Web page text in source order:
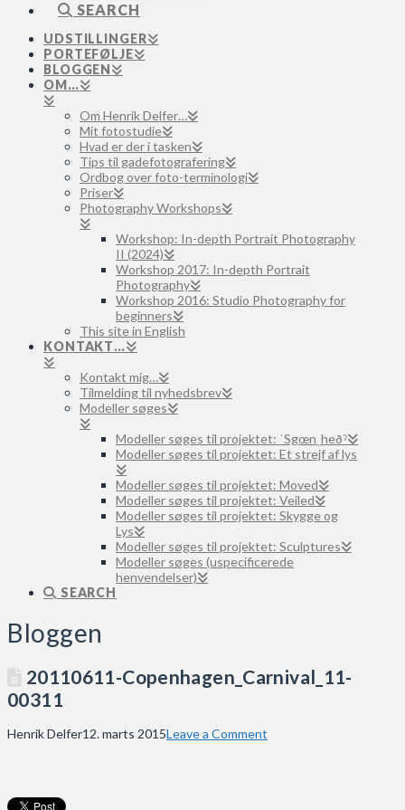
SEARCH
UDSTILLINGER
PORTEFØLJE
BLOGGEN
OM…
Om Henrik Delfer…
Mit fotostudie
Hvad er der i tasken
Tips til gadefotografering
Ordbog over foto-terminologi
Priser
Photography Workshops
Workshop: In-depth Portrait Photography
II (2024)
Workshop 2017: In-depth Portrait
Photography
Workshop 2016: Studio Photography for
beginners
This site in English
KONTAKT…
Kontakt mig…
Tilmelding til nyhedsbrev
Modeller søges
Modeller søges til projektet: ˈSgœnˌheðˀ
Modeller søges til projektet: Et strejf af lys
Modeller søges til projektet: Moved
Modeller søges til projektet: Veiled
Modeller søges til projektet: Skygge og
Lys
Modeller søges til projektet: Sculptures
Modeller søges (uspecificerede
henvendelser)
SEARCH
Bloggen
20110611-Copenhagen_Carnival_11-
00311
Henrik Delfer12. marts 2015Leave a Comment